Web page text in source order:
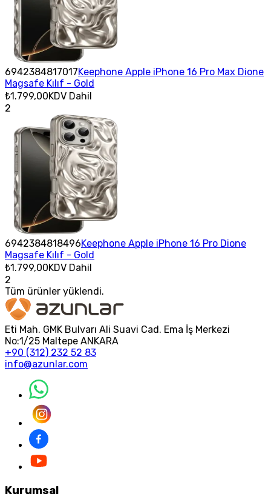
6942384817017Keephone Apple iPhone 16 Pro Max Dione
Magsafe Kılıf - Gold
₺1.799,00KDV Dahil
2
6942384818496Keephone Apple iPhone 16 Pro Dione
Magsafe Kılıf - Gold
₺1.799,00KDV Dahil
2
Tüm ürünler yüklendi.
Eti Mah. GMK Bulvarı Ali Suavi Cad. Ema İş Merkezi
No:1/25 Maltepe ANKARA
+90 (312) 232 52 83
info@azunlar.com
Kurumsal